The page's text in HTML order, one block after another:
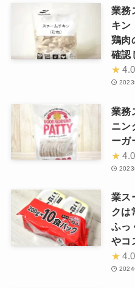
業務
キン
鶏肉
確認
★ 4.0
2023
業務
ニン
ーガ
★ 4.0
2023
業ス
クは
ふっ
やコ
★ 4.0
2024